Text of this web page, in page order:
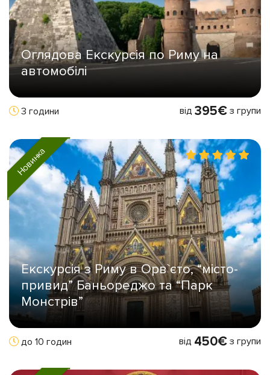
Оглядова Екскурсія по Риму на
автомобілі
3 години від 395€з групи
Новинка
Екскурсія з Риму в Орв`єто, “місто-
привид” Баньореджо та “Парк
Монстрів”
до 10 годин від 450€з групи